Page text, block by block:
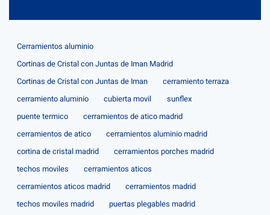
Cerramientos aluminio
Cortinas de Cristal con Juntas de Iman Madrid
Cortinas de Cristal con Juntas de Iman
cerramiento terraza
cerramiento aluminio
cubierta movil
sunflex
puente termico
cerramientos de atico madrid
cerramientos de atico
cerramientos aluminio madrid
cortina de cristal madrid
cerramientos porches madrid
techos moviles
cerramientos aticos
cerramientos aticos madrid
cerramientos madrid
techos moviles madrid
puertas plegables madrid